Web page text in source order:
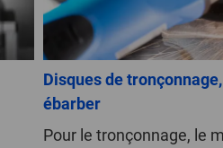
Disques de
ébarber
Pour le tronçonnage, le